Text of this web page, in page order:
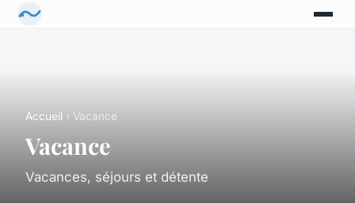
Accueil › Vacance
Vacance
Vacances, séjours et détente